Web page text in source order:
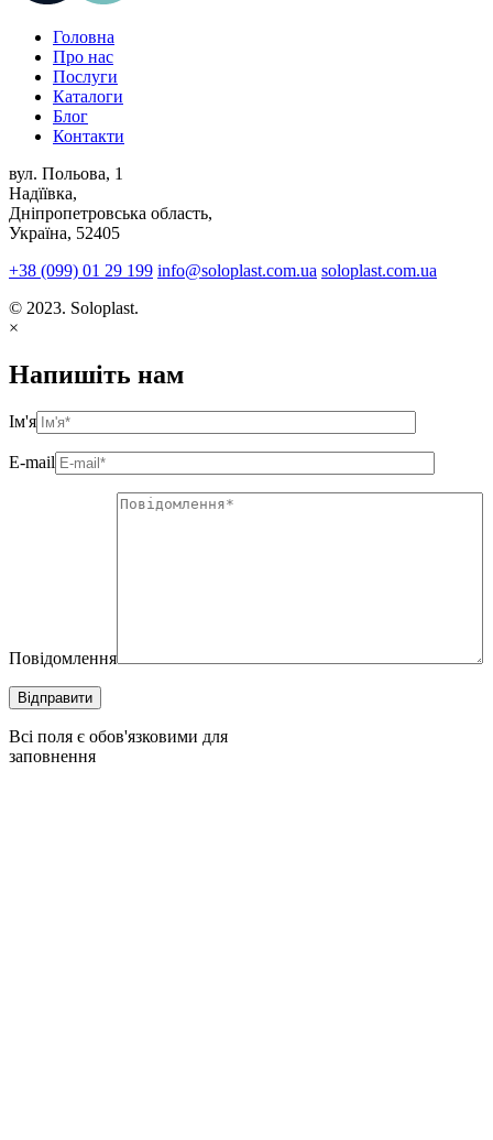
Головна
Про нас
Послуги
Каталоги
Блог
Контакти
вул. Польова, 1
Надїївка,
Дніпропетровська область,
Україна, 52405
+38 (099) 01 29 199 info@soloplast.com.ua soloplast.com.ua
© 2023. Soloplast.
×
Напишіть нам
Ім'я
E-mail
Повідомлення
Всі поля є обов'язковими для
заповнення